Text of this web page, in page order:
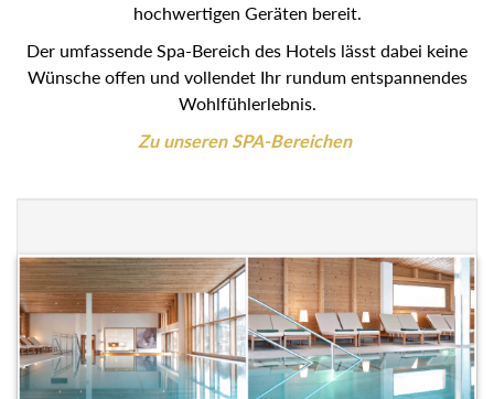
hochwertigen Geräten bereit.
Der umfassende Spa-Bereich des Hotels lässt dabei keine
Wünsche offen und vollendet Ihr rundum entspannendes
Wohlfühlerlebnis.
Zu unseren SPA-Bereichen